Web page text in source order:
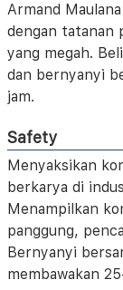
Armand
dengan tatanan
yang megah.
dan bernyanyi
jam.
Safety
Menyaksikan
berkarya di
Menampilkan
panggung,
Bernyanyi
membawakan